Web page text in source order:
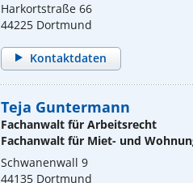
Harkortstraße 66
44225 Dortmund
Kontaktdaten
Teja Guntermann
Fachanwalt für Arbeitsrecht
Fachanwalt für Miet- und
Schwanenwall 9
44135 Dortmund